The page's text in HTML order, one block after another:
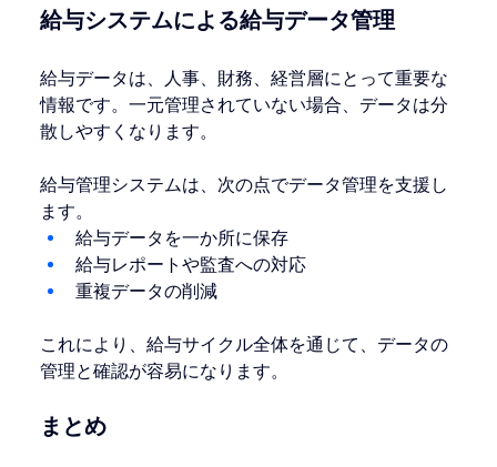
給与システムによる給与データ管理
給与データは、人事、財務、経営層にとって重要な
情報です。一元管理されていない場合、データは分
散しやすくなります。
給与管理システムは、次の点でデータ管理を支援し
ます。
給与データを一か所に保存
給与レポートや監査への対応
重複データの削減
これにより、給与サイクル全体を通じて、データの
管理と確認が容易になります。
まとめ